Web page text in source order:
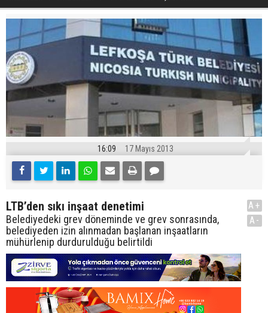
16:09 17 Mayıs 2013
LTB’den sıkı inşaat denetimi
Belediyedeki grev döneminde ve grev sonrasında,
belediyeden izin alınmadan başlanan inşaatların
mühürlenip durdurulduğu belirtildi
A+
A-